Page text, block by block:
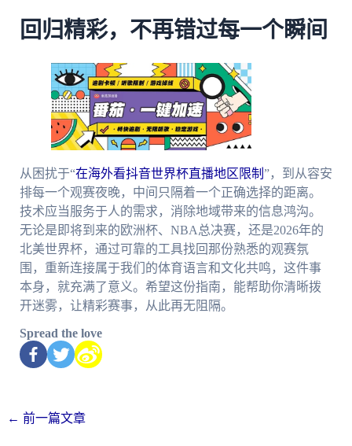
回归精彩，不再错过每一个瞬间
从困扰于“在海外看抖音世界杯直播地区限制 ”，到从容安
排每一个观赛夜晚，中间只隔着一个正确选择的距离。
技术应当服务于人的需求，消除地域带来的信息鸿沟。
无论是即将到来的欧洲杯、NBA总决赛，还是2026年的
北美世界杯，通过可靠的工具找回那份熟悉的观赛氛
围，重新连接属于我们的体育语言和文化共鸣，这件事
本身，就充满了意义。希望这份指南，能帮助你清晰拨
开迷雾，让精彩赛事，从此再无阻隔。
Spread the love
← 前一篇文章